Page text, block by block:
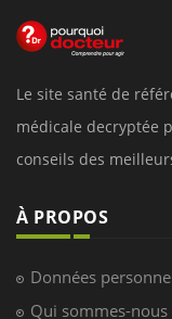
Le site santé de
médicale decryptée
conseils des
À PROPOS
Données
Qui sommes-nous